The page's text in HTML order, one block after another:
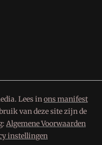
Lees inons manifest
van deze site zijn de
Algemene Voorwaarden
instellingen